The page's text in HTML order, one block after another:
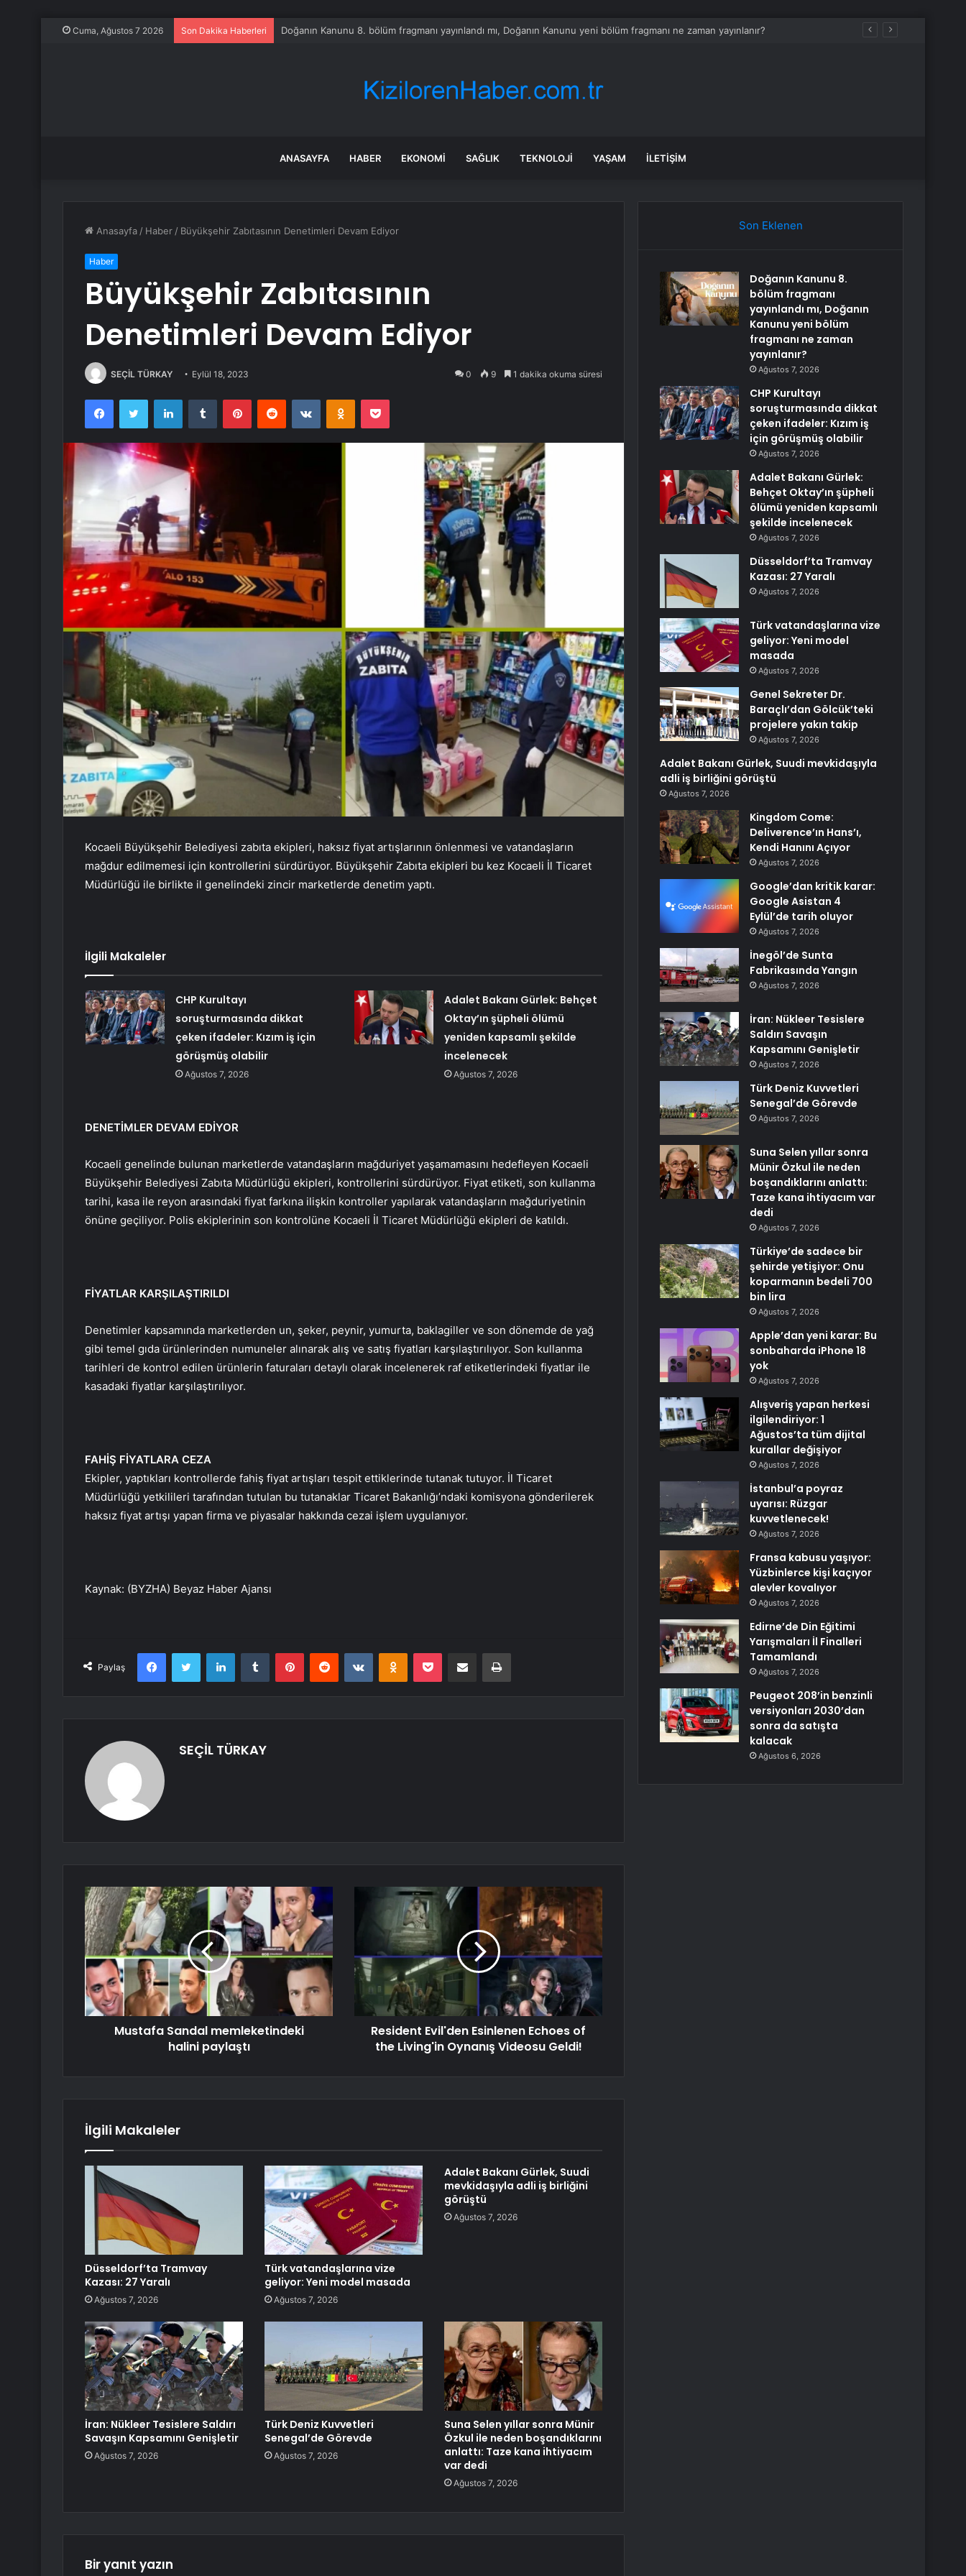
Cuma, Ağustos 7 2026 Son Dakika Haberleri CHP Kurultayı soruşturmasında dikkat çeken ifadeler: Kızım iş için görüşmüş olabilir
ANASAYFA HABER EKONOMI SAĞLIK TEKNOLOJI YAŞAM İLETIŞIM
Anasayfa / Haber / Büyükşehir Zabıtasının Denetimleri Devam Ediyor
Haber
Büyükşehir Zabıtasının
Denetimleri Devam Ediyor
SEÇİL TÜRKAY Eylül 18, 2023 0 9 1 dakika okuma süresi
FacebookTwitter LinkedInTumblr PinterestReddit VKontakteOdnoklassniki
Pocket
Kocaeli Büyükşehir Belediyesi zabıta ekipleri, haksız fiyat artışlarının önlenmesi ve vatandaşların
mağdur edilmemesi için kontrollerini sürdürüyor. Büyükşehir Zabıta ekipleri bu kez Kocaeli İl Ticaret
Müdürlüğü ile birlikte il genelindeki zincir marketlerde denetim yaptı.
İlgili Makaleler
CHP Kurultayı
soruşturmasında dikkat
çeken ifadeler: Kızım iş için
görüşmüş olabilir
Ağustos 7, 2026
Adalet Bakanı Gürlek: Behçet
Oktay’ın şüpheli ölümü
yeniden kapsamlı şekilde
incelenecek
Ağustos 7, 2026
DENETİMLER DEVAM EDİYOR
Kocaeli genelinde bulunan marketlerde vatandaşların mağduriyet yaşamamasını hedefleyen Kocaeli
Büyükşehir Belediyesi Zabıta Müdürlüğü ekipleri, kontrollerini sürdürüyor. Fiyat etiketi, son kullanma
tarihi, kasa ile reyon arasındaki fiyat farkına ilişkin kontroller yapılarak vatandaşların mağduriyetinin
önüne geçiliyor. Polis ekiplerinin son kontrolüne Kocaeli İl Ticaret Müdürlüğü ekipleri de katıldı.
FİYATLAR KARŞILAŞTIRILDI
Denetimler kapsamında marketlerden un, şeker, peynir, yumurta, baklagiller ve son dönemde de yağ
gibi temel gıda ürünlerinden numuneler alınarak alış ve satış fiyatları karşılaştırılıyor. Son kullanma
tarihleri ​​de kontrol edilen ürünlerin faturaları detaylı olarak incelenerek raf etiketlerindeki fiyatlar ile
kasadaki fiyatlar karşılaştırılıyor.
FAHİŞ FİYATLARA CEZA
Ekipler, yaptıkları kontrollerde fahiş fiyat artışları tespit ettiklerinde tutanak tutuyor. İl Ticaret
Müdürlüğü yetkilileri tarafından tutulan bu tutanaklar Ticaret Bakanlığı’ndaki komisyona gönderilerek
haksız fiyat artışı yapan firma ve piyasalar hakkında cezai işlem uygulanıyor.
Kaynak: (BYZHA) Beyaz Haber Ajansı
Paylaş
FacebookTwitter LinkedInTumblr PinterestReddit VKontakteOdnoklassniki
Pocket E-Posta ile paylaş Yazdır
SEÇİL TÜRKAY
Mustafa Sandal memleketindeki
halini paylaştı
Resident Evil'den Esinlenen Echoes of
the Living'in Oynanış Videosu Geldi!
İlgili Makaleler
Düsseldorf’ta Tramvay
Kazası: 27 Yaralı
Ağustos 7, 2026
Türk vatandaşlarına vize
geliyor: Yeni model masada
Ağustos 7, 2026
Adalet Bakanı Gürlek, Suudi
mevkidaşıyla adli iş birliğini
görüştü
Ağustos 7, 2026
İran: Nükleer Tesislere Saldırı
Savaşın Kapsamını Genişletir
Ağustos 7, 2026
Türk Deniz Kuvvetleri
Senegal’de Görevde
Ağustos 7, 2026
Suna Selen yıllar sonra Münir
Özkul ile neden boşandıklarını
anlattı: Taze kana ihtiyacım
var dedi
Ağustos 7, 2026
Bir yanıt yazın
Son Eklenen
Doğanın Kanunu 8.
bölüm fragmanı
yayınlandı mı, Doğanın
Kanunu yeni bölüm
fragmanı ne zaman
yayınlanır?
Ağustos 7, 2026
CHP Kurultayı
soruşturmasında dikkat
çeken ifadeler: Kızım iş
için görüşmüş olabilir
Ağustos 7, 2026
Adalet Bakanı Gürlek:
Behçet Oktay’ın şüpheli
ölümü yeniden kapsamlı
şekilde incelenecek
Ağustos 7, 2026
Düsseldorf’ta Tramvay
Kazası: 27 Yaralı
Ağustos 7, 2026
Türk vatandaşlarına vize
geliyor: Yeni model
masada
Ağustos 7, 2026
Genel Sekreter Dr.
Baraçlı’dan Gölcük’teki
projelere yakın takip
Ağustos 7, 2026
Adalet Bakanı Gürlek, Suudi mevkidaşıyla
adli iş birliğini görüştü
Ağustos 7, 2026
Kingdom Come:
Deliverence’ın Hans’ı,
Kendi Hanını Açıyor
Ağustos 7, 2026
Google’dan kritik karar:
Google Asistan 4
Eylül’de tarih oluyor
Ağustos 7, 2026
İnegöl’de Sunta
Fabrikasında Yangın
Ağustos 7, 2026
İran: Nükleer Tesislere
Saldırı Savaşın
Kapsamını Genişletir
Ağustos 7, 2026
Türk Deniz Kuvvetleri
Senegal’de Görevde
Ağustos 7, 2026
Suna Selen yıllar sonra
Münir Özkul ile neden
boşandıklarını anlattı:
Taze kana ihtiyacım var
dedi
Ağustos 7, 2026
Türkiye’de sadece bir
şehirde yetişiyor: Onu
koparmanın bedeli 700
bin lira
Ağustos 7, 2026
Apple’dan yeni karar: Bu
sonbaharda iPhone 18
yok
Ağustos 7, 2026
Alışveriş yapan herkesi
ilgilendiriyor: 1
Ağustos’ta tüm dijital
kurallar değişiyor
Ağustos 7, 2026
İstanbul’a poyraz
uyarısı: Rüzgar
kuvvetlenecek!
Ağustos 7, 2026
Fransa kabusu yaşıyor:
Yüzbinlerce kişi kaçıyor
alevler kovalıyor
Ağustos 7, 2026
Edirne’de Din Eğitimi
Yarışmaları İl Finalleri
Tamamlandı
Ağustos 7, 2026
Peugeot 208’in benzinli
versiyonları 2030’dan
sonra da satışta
kalacak
Ağustos 6, 2026